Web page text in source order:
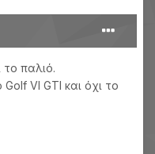
το παλιό.
VI GTI και όχι το